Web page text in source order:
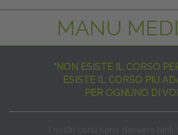
MANU
"NON ESISTE IL CORSO
ESISTE IL CORSO PIÙ
PER OGNUNO DI
I nostri corsi sono davvero tanti,